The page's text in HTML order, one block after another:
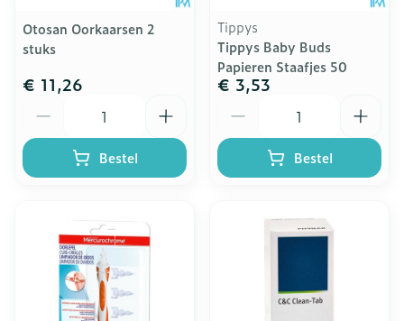
Otosan Oorkaarsen 2
stuks
€ 11,26
Bestel
Tippys
Tippys Baby Buds
Papieren Staafjes 50
€ 3,53
Bestel